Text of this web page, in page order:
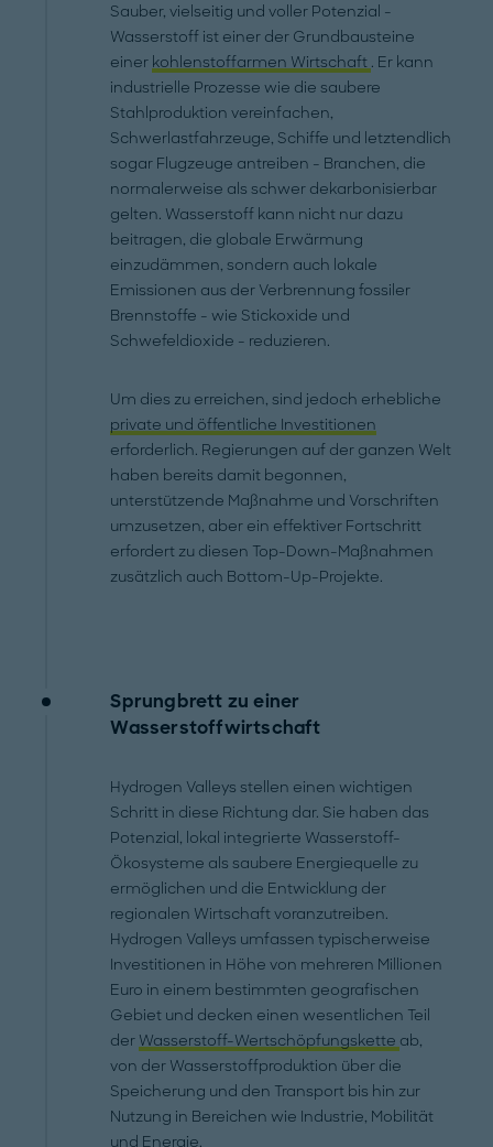
Sauber, vielseitig und voller Potenzial -
Wasserstoff ist einer der Grundbausteine
einer kohlenstoffarmen Wirtschaft . Er kann
industrielle Prozesse wie die saubere
Stahlproduktion vereinfachen,
Schwerlastfahrzeuge, Schiffe und letztendlich
sogar Flugzeuge antreiben - Branchen, die
normalerweise als schwer dekarbonisierbar
gelten. Wasserstoff kann nicht nur dazu
beitragen, die globale Erwärmung
einzudämmen, sondern auch lokale
Emissionen aus der Verbrennung fossiler
Brennstoffe - wie Stickoxide und
Schwefeldioxide - reduzieren.
Um dies zu erreichen, sind jedoch erhebliche
private und öffentliche Investitionen
erforderlich. Regierungen auf der ganzen Welt
haben bereits damit begonnen,
unterstützende Maßnahme und Vorschriften
umzusetzen, aber ein effektiver Fortschritt
erfordert zu diesen Top-Down-Maßnahmen
zusätzlich auch Bottom-Up-Projekte.
Sprungbrett zu einer
Wasserstoffwirtschaft
Hydrogen Valleys stellen einen wichtigen
Schritt in diese Richtung dar. Sie haben das
Potenzial, lokal integrierte Wasserstoff-
Ökosysteme als saubere Energiequelle zu
ermöglichen und die Entwicklung der
regionalen Wirtschaft voranzutreiben.
Hydrogen Valleys umfassen typischerweise
Investitionen in Höhe von mehreren Millionen
Euro in einem bestimmten geografischen
Gebiet und decken einen wesentlichen Teil
der Wasserstoff-Wertschöpfungskette ab,
von der Wasserstoffproduktion über die
Speicherung und den Transport bis hin zur
Nutzung in Bereichen wie Industrie, Mobilität
und Energie.